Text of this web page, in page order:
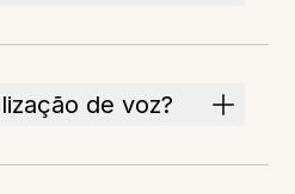
de voz?